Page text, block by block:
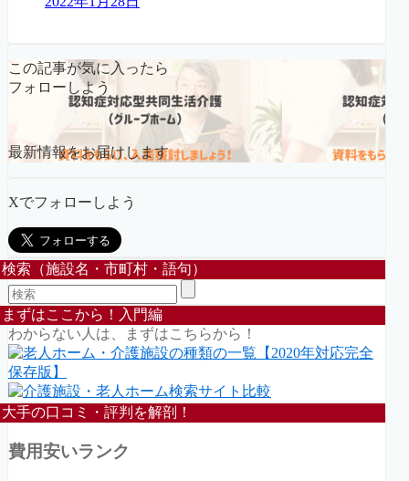
この記事が気に入ったら
フォローしよう
最新情報をお届けします
Xでフォローしよう
検索（施設名・市町村・語句）
まずはここから！入門編
わからない人は、まずはこちらから！
大手の口コミ・評判を解剖！
費用安いランク